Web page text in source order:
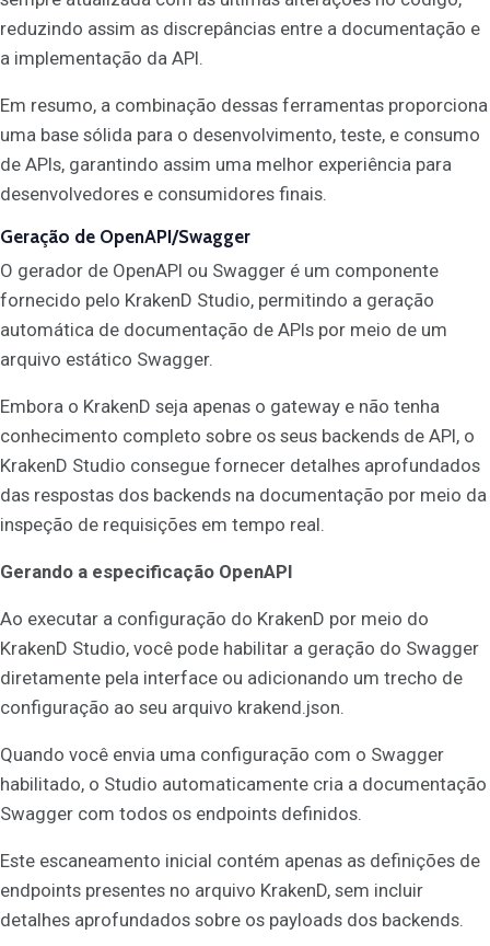
reduzindo assim as discrepâncias entre a documentação e
a implementação da API.
Em resumo, a combinação dessas ferramentas proporciona
uma base sólida para o desenvolvimento, teste, e consumo
de APIs, garantindo assim uma melhor experiência para
desenvolvedores e consumidores finais.
Geração de OpenAPI/Swagger
O gerador de OpenAPI ou Swagger é um componente
fornecido pelo KrakenD Studio, permitindo a geração
automática de documentação de APIs por meio de um
arquivo estático Swagger.
Embora o KrakenD seja apenas o gateway e não tenha
conhecimento completo sobre os seus backends de API, o
KrakenD Studio consegue fornecer detalhes aprofundados
das respostas dos backends na documentação por meio da
inspeção de requisições em tempo real.
Gerando a especificação OpenAPI
Ao executar a configuração do KrakenD por meio do
KrakenD Studio, você pode habilitar a geração do Swagger
diretamente pela interface ou adicionando um trecho de
configuração ao seu arquivo krakend.json.
Quando você envia uma configuração com o Swagger
habilitado, o Studio automaticamente cria a documentação
Swagger com todos os endpoints definidos.
Este escaneamento inicial contém apenas as definições de
endpoints presentes no arquivo KrakenD, sem incluir
detalhes aprofundados sobre os payloads dos backends.